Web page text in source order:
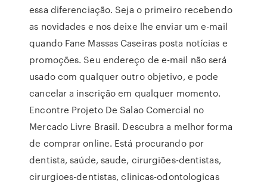
essa diferenciação. Seja o primeiro recebendo
as novidades e nos deixe lhe enviar um e-mail
quando Fane Massas Caseiras posta notícias e
promoções. Seu endereço de e-mail não será
usado com qualquer outro objetivo, e pode
cancelar a inscrição em qualquer momento.
Encontre Projeto De Salao Comercial no
Mercado Livre Brasil. Descubra a melhor forma
de comprar online. Está procurando por
dentista, saúde, saude, cirurgiões-dentistas,
cirurgioes-dentistas, clinicas-odontologicas